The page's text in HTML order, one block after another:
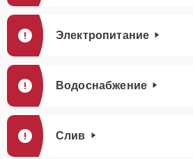
Электропитание
Водоснабжение
Слив